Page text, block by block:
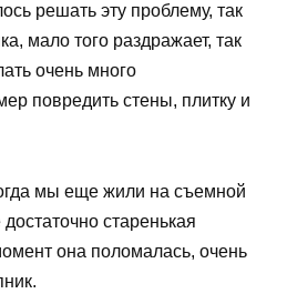
решать эту проблему, так
мало того раздражает, так
очень много
повредить стены, плитку и
мы еще жили на съемной
старенькая
она поломалась, очень